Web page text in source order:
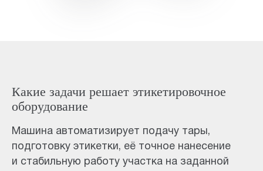
Какие задачи решает этикетировочное
оборудование
Машина автоматизирует подачу тары,
подготовку этикетки, её точное нанесение
и стабильную работу участка на заданной